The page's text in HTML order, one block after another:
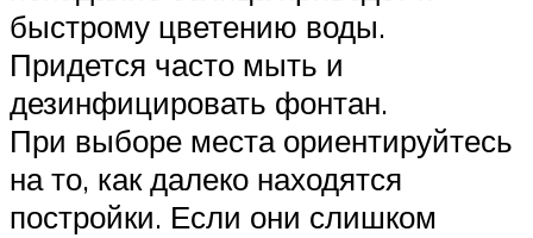
быстрому цветению воды.
Придется часто мыть и
дезинфицировать фонтан.
При выборе места ориентируйтесь
на то, как далеко находятся
постройки. Если они слишком